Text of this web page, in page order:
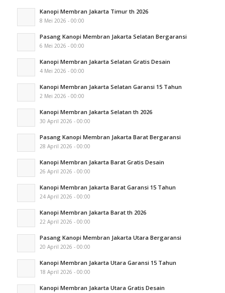
Kanopi Membran Jakarta Timur th 2026
8 Mei 2026 - 00:00
Pasang Kanopi Membran Jakarta Selatan Bergaransi
6 Mei 2026 - 00:00
Kanopi Membran Jakarta Selatan Gratis Desain
4 Mei 2026 - 00:00
Kanopi Membran Jakarta Selatan Garansi 15 Tahun
2 Mei 2026 - 00:00
Kanopi Membran Jakarta Selatan th 2026
30 April 2026 - 00:00
Pasang Kanopi Membran Jakarta Barat Bergaransi
28 April 2026 - 00:00
Kanopi Membran Jakarta Barat Gratis Desain
26 April 2026 - 00:00
Kanopi Membran Jakarta Barat Garansi 15 Tahun
24 April 2026 - 00:00
Kanopi Membran Jakarta Barat th 2026
22 April 2026 - 00:00
Pasang Kanopi Membran Jakarta Utara Bergaransi
20 April 2026 - 00:00
Kanopi Membran Jakarta Utara Garansi 15 Tahun
18 April 2026 - 00:00
Kanopi Membran Jakarta Utara Gratis Desain